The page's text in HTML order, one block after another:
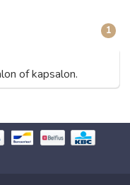
1
of kapsalon.